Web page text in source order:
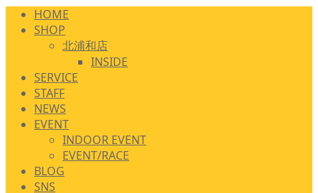
HOME
SHOP
北浦和店
INSIDE
SERVICE
STAFF
NEWS
EVENT
INDOOR EVENT
EVENT/RACE
BLOG
SNS